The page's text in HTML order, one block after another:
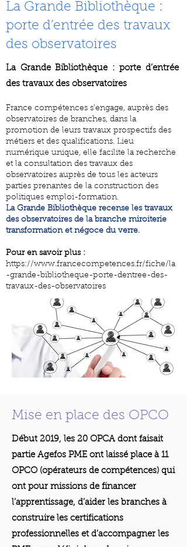
La Grande Bibliothèque :
porte d’entrée des travaux
des observatoires
La Grande Bibliothèque : porte d’entrée
des travaux des observatoires
France compétences s’engage, auprès des
observatoires de branches, dans la
promotion de leurs travaux prospectifs des
métiers et des qualifications. Lieu
numérique unique, elle facilite la recherche
et la consultation des travaux des
observatoires auprès de tous les acteurs
parties prenantes de la construction des
politiques emploi-formation.
La Grande Bibliothèque recense les travaux
des observatoires de la branche miroiterie
transformation et négoce du verre.
Pour en savoir plus :
https://www.francecompetences.fr/fiche/la
-grande-bibliotheque-porte-dentree-des-
travaux-des-observatoires
Mise en place des OPCO
Début 2019, les 20 OPCA dont faisait
partie Agefos PME ont laissé place à 11
OPCO (opérateurs de compétences) qui
ont pour missions de financer
l’apprentissage, d’aider les branches à
construire les certifications
professionnelles et d’accompagner les